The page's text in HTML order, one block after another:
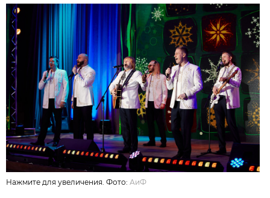
Нажмите для увеличения. Фото: АиФ